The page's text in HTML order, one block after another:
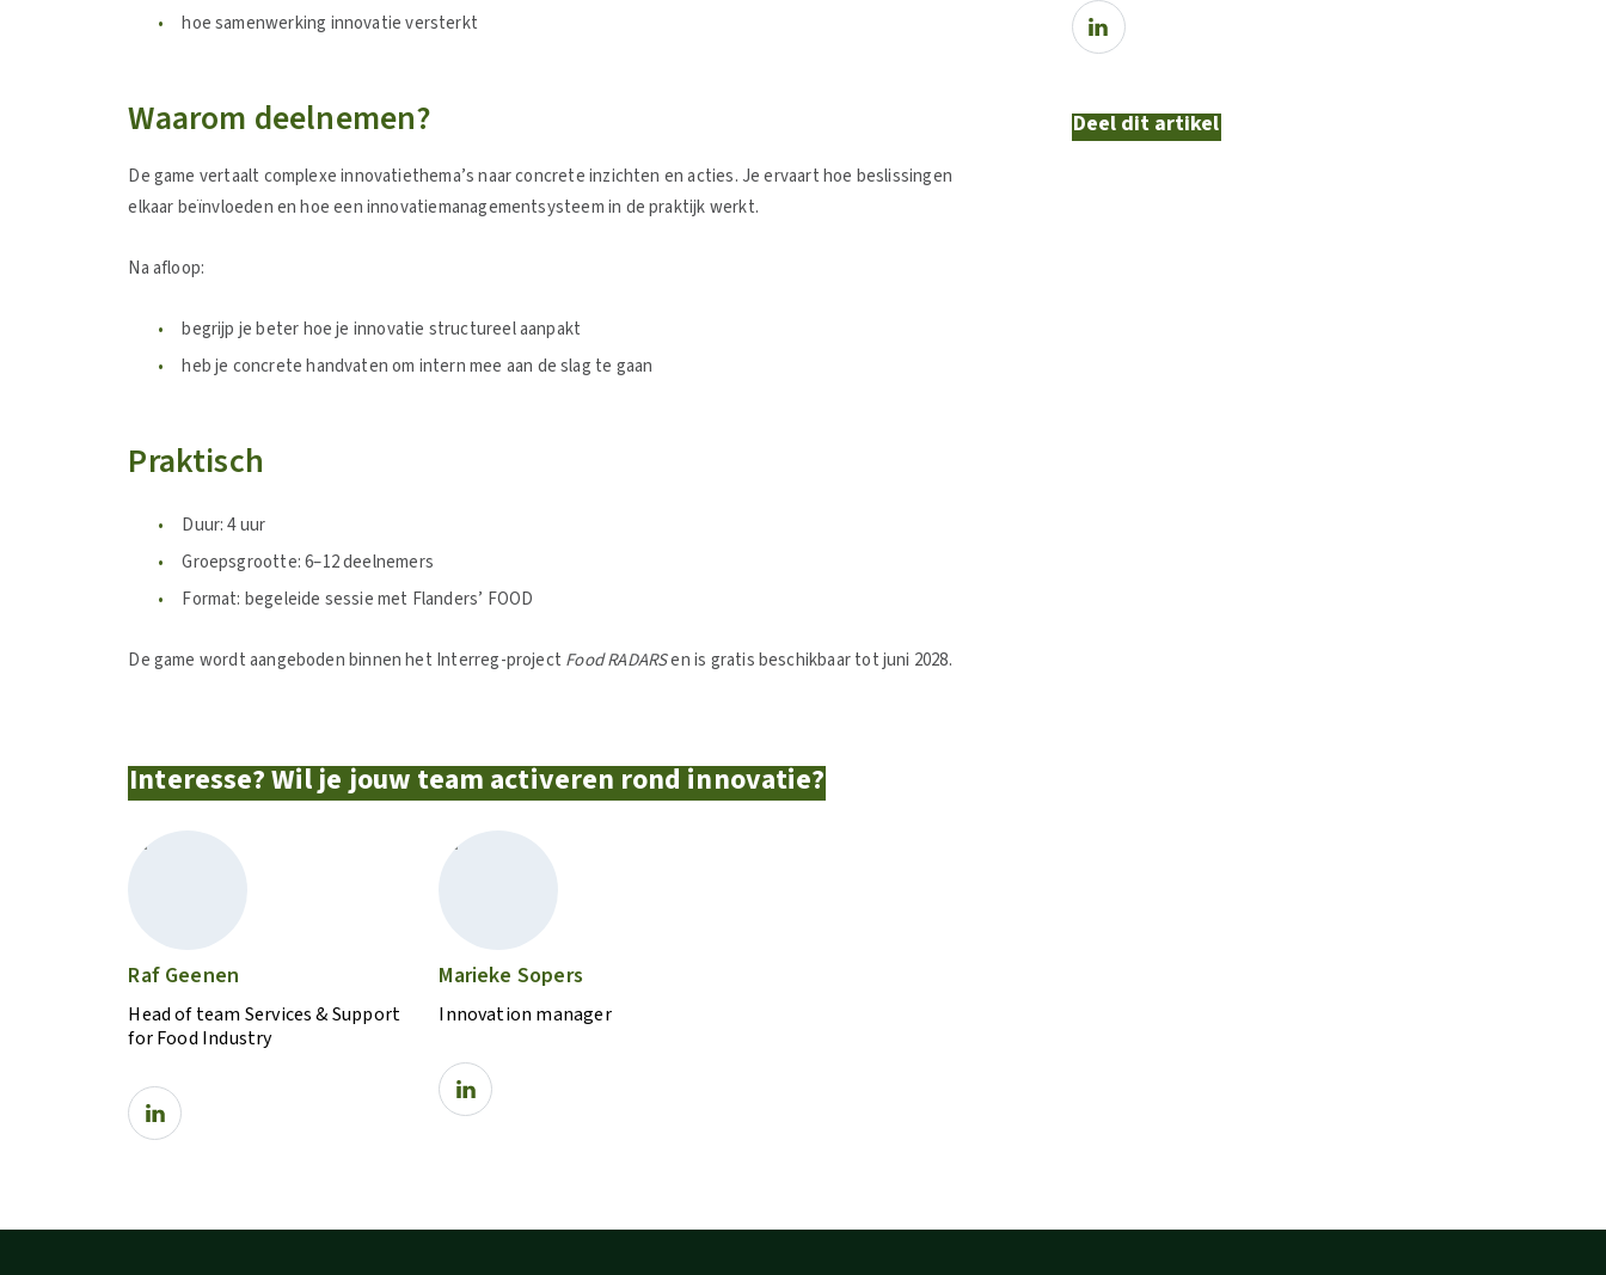
hoe samenwerking innovatie versterkt
Waarom deelnemen?
De game vertaalt complexe innovatiethema’s naar concrete inzichten en acties. Je ervaart hoe beslissingen
elkaar beïnvloeden en hoe een innovatiemanagementsysteem in de praktijk werkt.
Na afloop:
begrijp je beter hoe je innovatie structureel aanpakt
heb je concrete handvaten om intern mee aan de slag te gaan
Praktisch
Duur: 4 uur
Groepsgrootte: 6–12 deelnemers
Format: begeleide sessie met Flanders’ FOOD
De game wordt aangeboden binnen het Interreg-project Food RADARSen is gratis beschikbaar tot juni 2028.
Interesse? Wil je jouw team activeren rond innovatie?
Raf Geenen
Head of team Services & Support
for Food Industry
Marieke Sopers
Innovation manager
Deel dit artikel